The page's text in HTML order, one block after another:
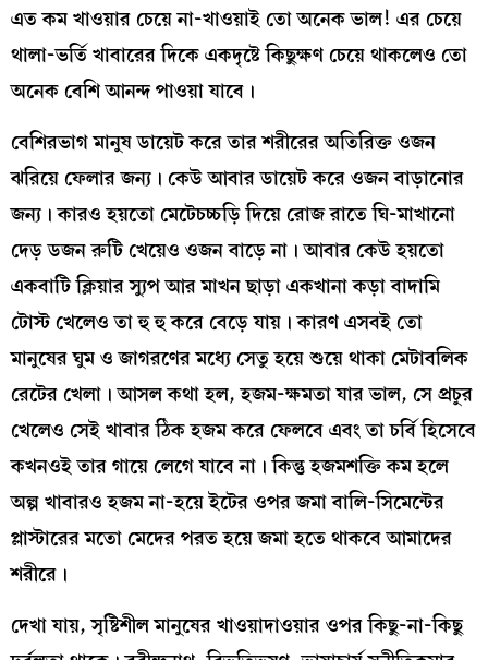
এত কম খাওয়ার চেয়ে না-খাওয়াই তো অনেক ভাল! এর চেয়ে
থালা-ভর্তি খাবারের দিকে একদৃষ্টে কিছুক্ষণ চেয়ে থাকলেও তো
অনেক বেশি আনন্দ পাওয়া যাবে।
বেশিরভাগ মানুষ ডায়েট করে তার শরীরের অতিরিক্ত ওজন
ঝরিয়ে ফেলার জন্য। কেউ আবার ডায়েট করে ওজন বাড়ানোর
জন্য। কারও হয়তো মেটেচচ্চড়ি দিয়ে রোজ রাতে ঘি-মাখানো
দেড় ডজন রুটি খেয়েও ওজন বাড়ে না। আবার কেউ হয়তো
একবাটি ক্লিয়ার স্যুপ আর মাখন ছাড়া একখানা কড়া বাদামি
টোস্ট খেলেও তা হু হু করে বেড়ে যায়। কারণ এসবই তো
মানুষের ঘুম ও জাগরণের মধ্যে সেতু হয়ে শুয়ে থাকা মেটাবলিক
রেটের খেলা। আসল কথা হল, হজম-ক্ষমতা যার ভাল, সে প্রচুর
খেলেও সেই খাবার ঠিক হজম করে ফেলবে এবং তা চর্বি হিসেবে
কখনওই তার গায়ে লেগে যাবে না। কিন্তু হজমশক্তি কম হলে
অল্প খাবারও হজম না-হয়ে ইটের ওপর জমা বালি-সিমেন্টের
প্লাস্টারের মতো মেদের পরত হয়ে জমা হতে থাকবে আমাদের
শরীরে।
দেখা যায়, সৃষ্টিশীল মানুষের খাওয়াদাওয়ার ওপর কিছু-না-কিছু